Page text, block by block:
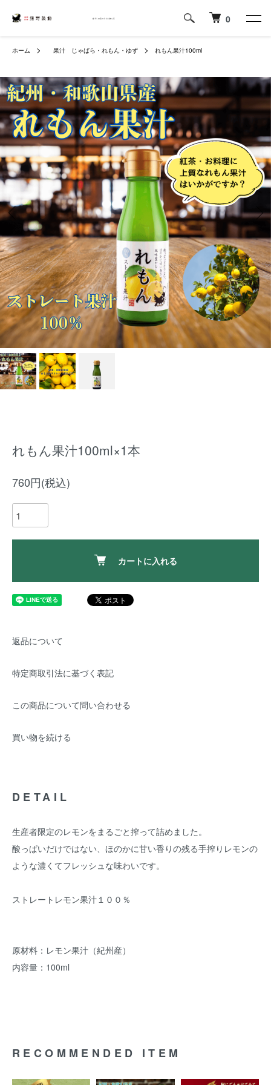
0
ホーム 果汁 じゃばら・れもん・ゆず れもん果汁100ml
れもん果汁100ml×1本
760円(税込)
カートに入れる
返品について
特定商取引法に基づく表記
この商品について問い合わせる
買い物を続ける
DETAIL
生産者限定のレモンをまるごと搾って詰めました。
酸っぱいだけではない、ほのかに甘い香りの残る手搾りレモンの
ような濃くてフレッシュな味わいです。
ストレートレモン果汁１００％
原材料：レモン果汁（紀州産）
内容量：100ml
RECOMMENDED ITEM